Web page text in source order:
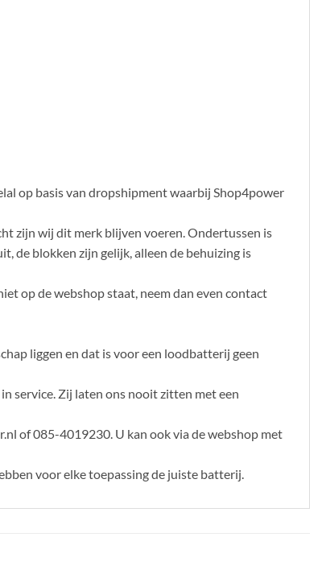
op basis van dropshipment waarbij Shop4power
zijn wij dit merk blijven voeren. Ondertussen is
de blokken zijn gelijk, alleen de behuizing is
op de webshop staat, neem dan even contact
liggen en dat is voor een loodbatterij geen
service. Zij laten ons nooit zitten met een
of 085-4019230. U kan ook via de webshop met
voor elke toepassing de juiste batterij.